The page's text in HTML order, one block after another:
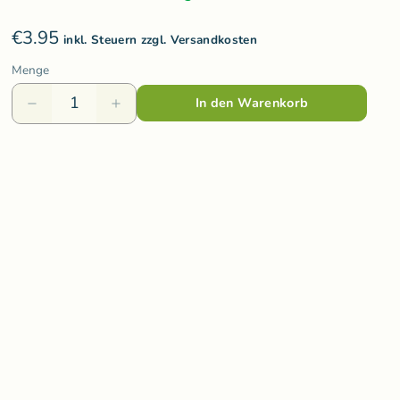
Varis Toys
Voggenreiter
Wooden Story
€3.95 inkl. Steuern zzgl. Versandkosten
Menge
In den Warenkorb